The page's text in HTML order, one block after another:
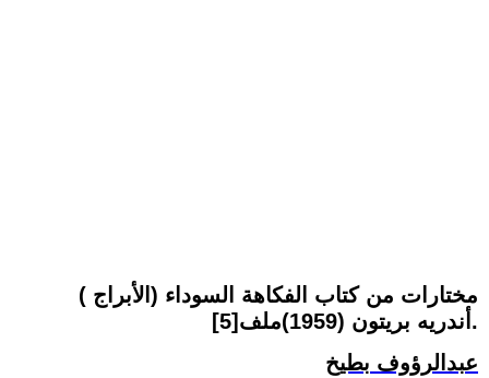
مختارات من كتاب الفكاهة السوداء (الأبراج )
أندريه بريتون (1959)ملف[5].
عبدالرؤوف بطيخ